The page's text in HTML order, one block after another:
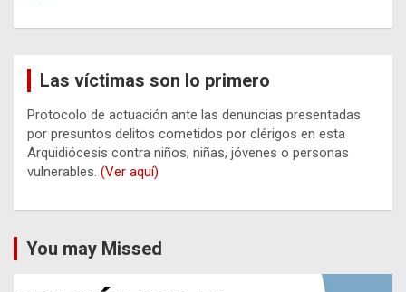
Las víctimas son lo primero
Protocolo de actuación ante las denuncias presentadas
por presuntos delitos cometidos por clérigos en esta
Arquidiócesis contra niños, niñas, jóvenes o personas
vulnerables. (Ver aquí)
You may Missed